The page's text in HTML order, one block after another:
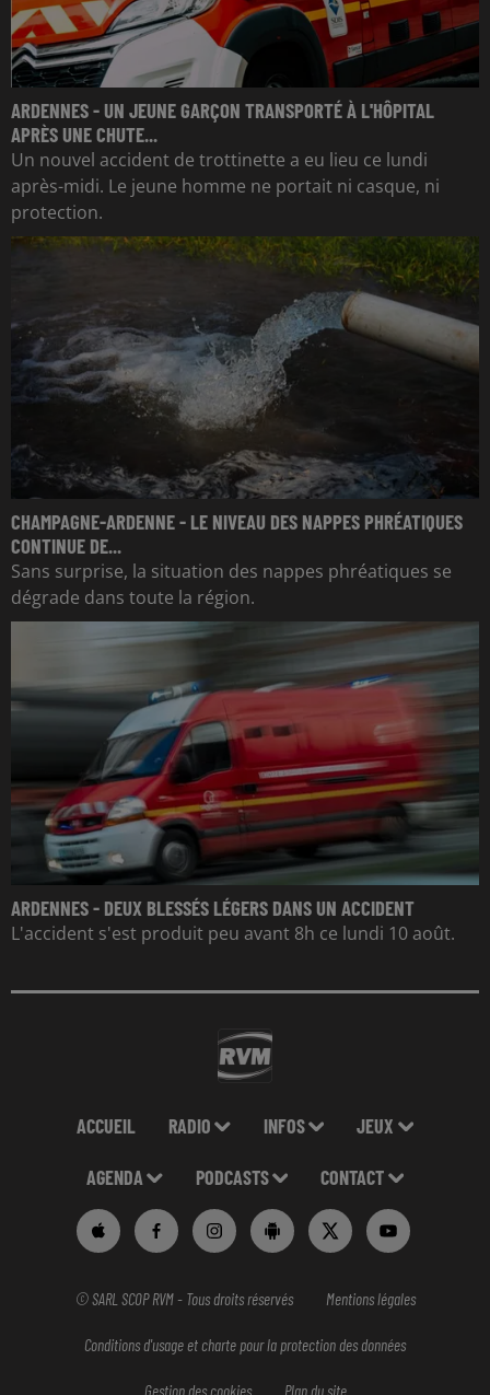
ARDENNES - UN JEUNE GARÇON TRANSPORTÉ À L'HÔPITAL
APRÈS UNE CHUTE...
Un nouvel accident de trottinette a eu lieu ce lundi
après-midi. Le jeune homme ne portait ni casque, ni
protection.
CHAMPAGNE-ARDENNE - LE NIVEAU DES NAPPES PHRÉATIQUES
CONTINUE DE...
Sans surprise, la situation des nappes phréatiques se
dégrade dans toute la région.
ARDENNES - DEUX BLESSÉS LÉGERS DANS UN ACCIDENT
L'accident s'est produit peu avant 8h ce lundi 10 août.
ACCUEIL RADIO INFOS JEUX
AGENDA PODCASTS CONTACT
© SARL SCOP RVM - Tous droits réservés Mentions légales
Conditions d'usage et charte pour la protection des données
Gestion des cookies Plan du site